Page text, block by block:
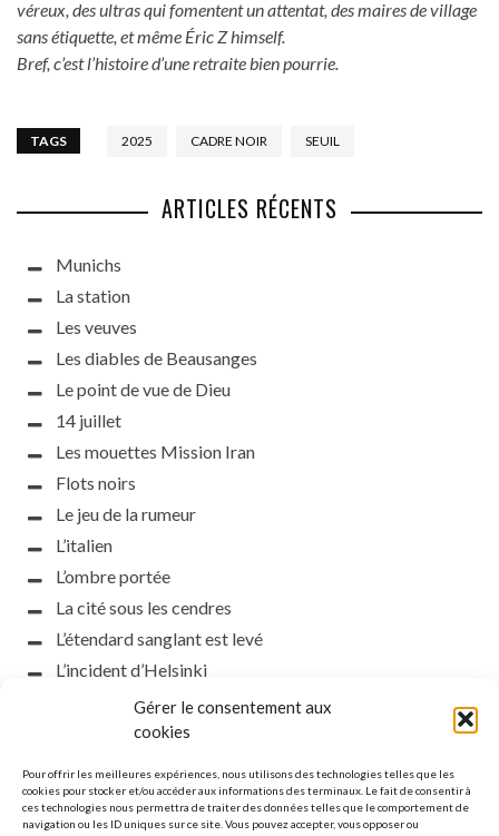
Gérer le consentement aux
cookies
Pour offrir les meilleures expériences, nous utilisons des technologies telles que les
cookies pour stocker et/ou accéder aux informations des terminaux. Le fait de consentir à
ces technologies nous permettra de traiter des données telles que le comportement de
navigation ou les ID uniques sur ce site. Vous pouvez accepter, vous opposer ou
véreux, des ultras qui fomentent un attentat, des maires de village
sans étiquette, et même Éric Z himself.
Bref, c’est l’histoire d’une retraite bien pourrie.
TAGS 2025 CADRE NOIR SEUIL
ARTICLES RÉCENTS
Munichs
La station
Les veuves
Les diables de Beausanges
Le point de vue de Dieu
14 juillet
Les mouettes Mission Iran
Flots noirs
Le jeu de la rumeur
L’italien
L’ombre portée
La cité sous les cendres
L’étendard sanglant est levé
L’incident d’Helsinki
la petite fasciste
Toutes les nuances de la nuit
Que s’obscurcissent le soleil et la lumière
Le silence